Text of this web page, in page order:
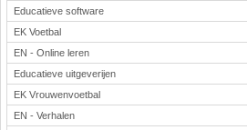
Educatieve software
EK Voetbal
EN - Online leren
Educatieve uitgeverijen
EK Vrouwenvoetbal
EN - Verhalen